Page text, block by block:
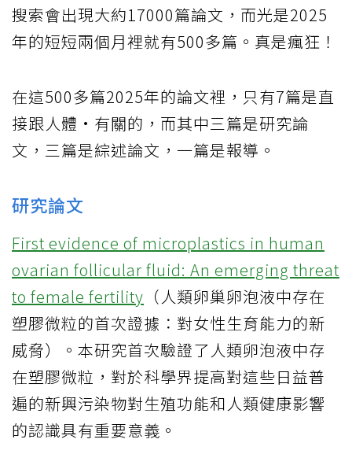
搜索會出現大約17000篇論文，而光是2025
年的短短兩個月裡就有500多篇。真是瘋狂！
在這500多篇2025年的論文裡，只有7篇是直
接跟人體·有關的，而其中三篇是研究論
文，三篇是綜述論文，一篇是報導。
研究論文
First evidence of microplastics in human
ovarian follicular fluid: An emerging threat
to female fertility （人類卵巢卵泡液中存在
塑膠微粒的首次證據：對女性生育能力的新
威脅）。本研究首次驗證了人類卵泡液中存
在塑膠微粒，對於科學界提高對這些日益普
遍的新興污染物對生殖功能和人類健康影響
的認識具有重要意義。